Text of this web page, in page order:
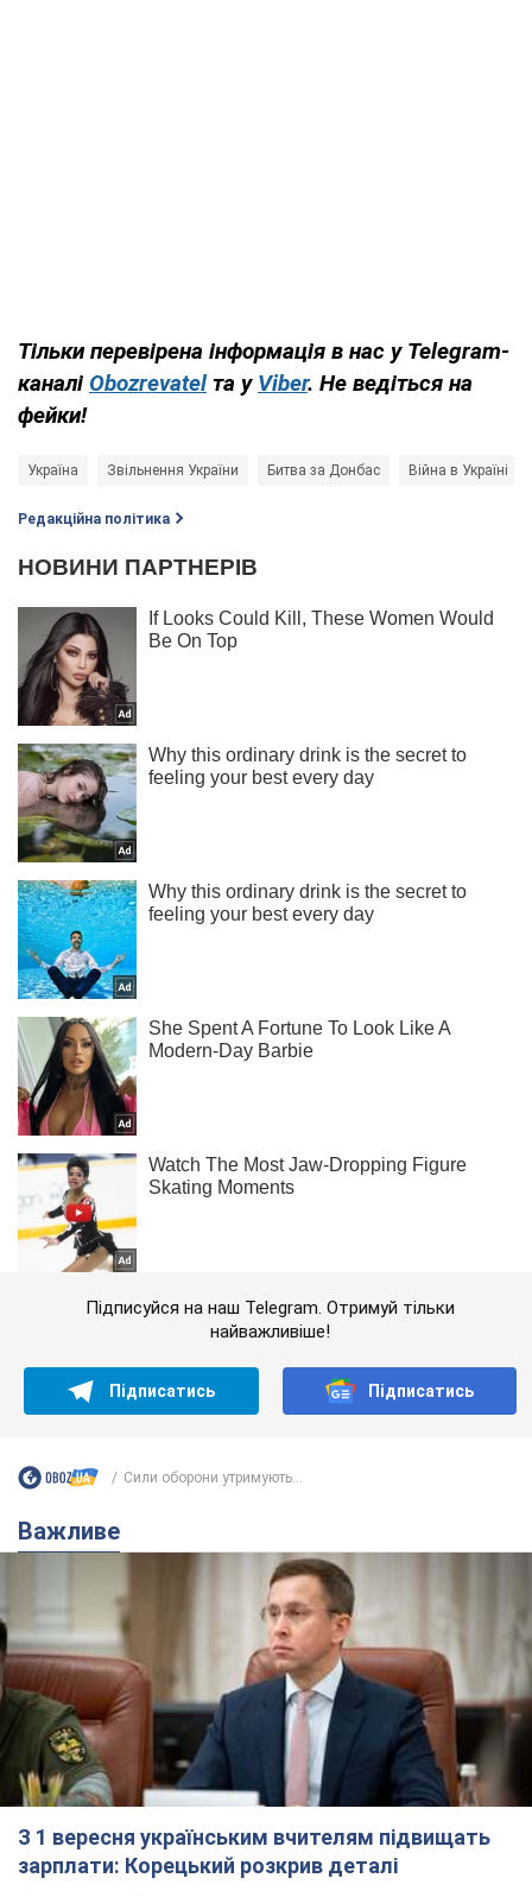
Тільки перевірена інформація в нас у Telegram-
каналі Obozrevatel та у Viber. Не ведіться на
фейки!
Україна Звільнення України Битва за Донбас Війна в Україні
Редакційна політика
Підписуйся на наш Telegram. Отримуй тільки
найважливіше!
Підписатись Підписатись
Сили оборони утримують...
Важливе
З 1 вересня українським вчителям підвищать
зарплати: Корецький розкрив деталі